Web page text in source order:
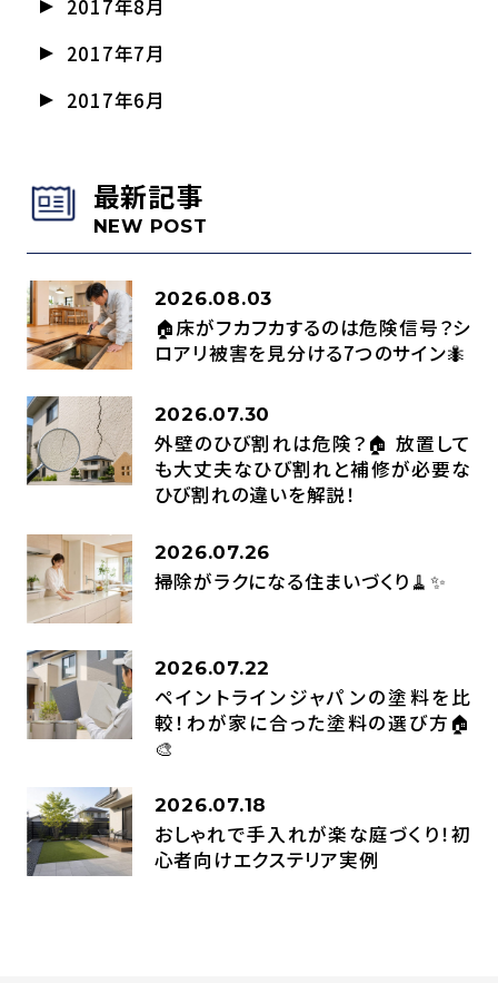
2017年8月
2017年7月
2017年6月
最新記事
NEW POST
2026.08.03
🏠床がフカフカするのは危険信号？シ
ロアリ被害を見分ける7つのサイン🐜
2026.07.30
外壁のひび割れは危険？🏠 放置して
も大丈夫なひび割れと補修が必要な
ひび割れの違いを解説！
2026.07.26
掃除がラクになる住まいづくり🧹✨
2026.07.22
ペイントラインジャパンの塗料を比
較！わが家に合った塗料の選び方🏠
🎨
2026.07.18
おしゃれで手入れが楽な庭づくり！初
心者向けエクステリア実例